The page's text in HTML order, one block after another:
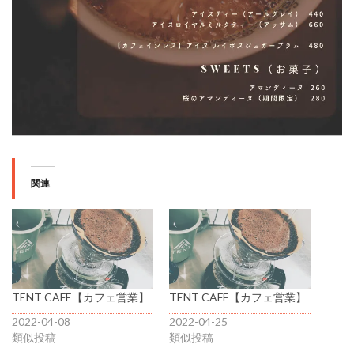
関連
TENT CAFE【カフェ営業】
2022-04-08
類似投稿
TENT CAFE【カフェ営業】
2022-04-25
類似投稿